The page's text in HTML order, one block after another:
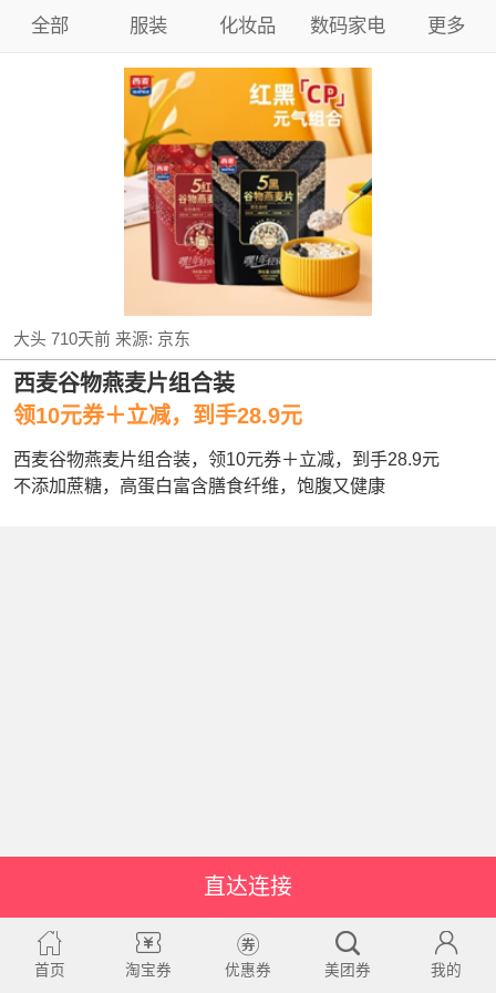
全部 服装 化妆品 数码家电 更多
大头 710天前来源: 京东
西麦谷物燕麦片组合装
领10元券＋立减，到手28.9元
西麦谷物燕麦片组合装，领10元券＋立减，到手28.9元
不添加蔗糖，高蛋白富含膳食纤维，饱腹又健康
直达连接
首页 淘宝券 优惠券 美团券 我的